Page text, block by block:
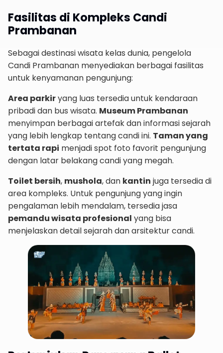
Fasilitas di Kompleks Candi
Prambanan
Sebagai destinasi wisata kelas dunia, pengelola
Candi Prambanan menyediakan berbagai fasilitas
untuk kenyamanan pengunjung:
Area parkiryang luas tersedia untuk kendaraan
pribadi dan bus wisata. Museum Prambanan
menyimpan berbagai artefak dan informasi sejarah
yang lebih lengkap tentang candi ini. Taman yang
tertata rapi menjadi spot foto favorit pengunjung
dengan latar belakang candi yang megah.
Toilet bersih, mushola, dan kantin juga tersedia di
area kompleks. Untuk pengunjung yang ingin
pengalaman lebih mendalam, tersedia jasa
pemandu wisata profesional yang bisa
menjelaskan detail sejarah dan arsitektur candi.